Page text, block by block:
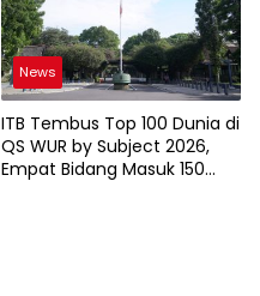
News
ITB Tembus Top 100 Dunia di
QS WUR by Subject 2026,
Empat Bidang Masuk 150